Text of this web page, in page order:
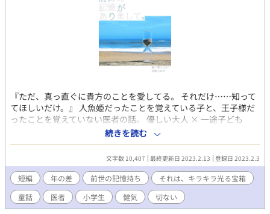
『ただ、真っ直ぐに貴方のことを愛してる。 それだけ……知って
てほしいだけ。』 人魚姫だったことを覚えている子と、王子様だ
ったことを覚えていない医者の話。 優しい大人 × 一途子ども
〈篠塚先生(シルウィズ) × 凛(リーシア)〉 -----------------------------
-------------- ※「それは、キラキラ光る宝箱」とは？ 花町が書いた
短編をまとめるタグです。 よろしければお手すきの際に覗いてみ
てください。
続きを読む
文字数 10,407 最終更新日 2023.2.13 登録日 2023.2.3
短編 年の差 前世の記憶持ち
それは、キラキラ光る宝箱
童話
医者 小学生 健気 切ない